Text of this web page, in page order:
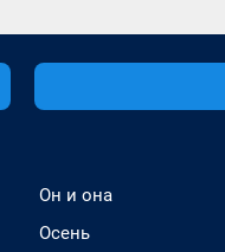
Он и она
Осень